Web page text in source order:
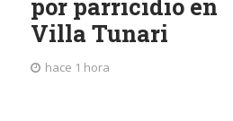
por parricidio en
Villa Tunari
hace 1 hora